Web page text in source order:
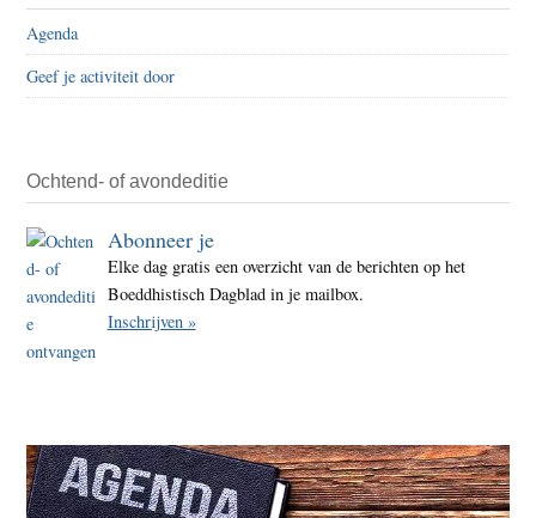
Agenda
Geef je activiteit door
Ochtend- of avondeditie
Abonneer je
Elke dag gratis een overzicht van de berichten op het
Boeddhistisch Dagblad in je mailbox.
Inschrijven »